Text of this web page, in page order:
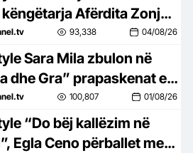
këngëtarja Afërdita Zonja:
nuk e kam takuar
Po të ishte në
93,338 04/08/26
në
dhe Gra” prapaskenat e
saj politike: Teatër jo i
nuk është aq tragjike sa
100,807 01/08/26
në
Egla Ceno përballet me